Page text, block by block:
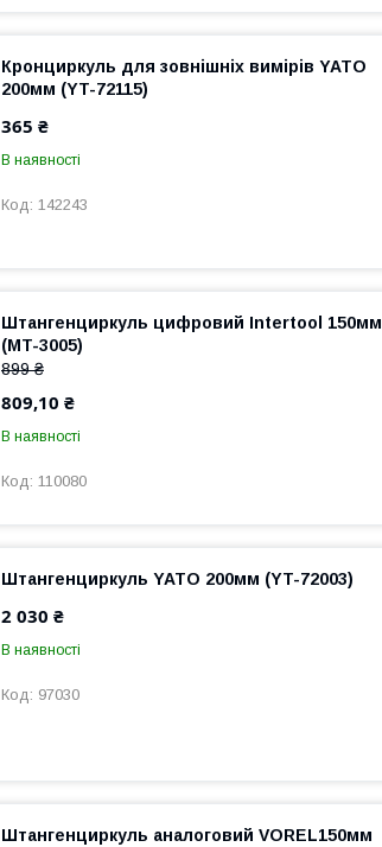
Кронциркуль для зовнішніх вимірів YATO
200мм (YT-72115)
365 ₴
В наявності
142243
Штангенциркуль цифровий Intertool 150мм
(MT-3005)
899 ₴
809,10 ₴
В наявності
110080
Штангенциркуль YATO 200мм (YT-72003)
2 030 ₴
В наявності
97030
Штангенциркуль аналоговий VOREL150мм